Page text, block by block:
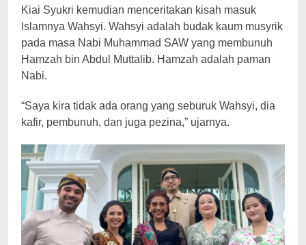
Kiai Syukri kemudian menceritakan kisah masuk
Islamnya Wahsyi. Wahsyi adalah budak kaum musyrik
pada masa Nabi Muhammad SAW yang membunuh
Hamzah bin Abdul Muttalib. Hamzah adalah paman
Nabi.
“Saya kira tidak ada orang yang seburuk Wahsyi, dia
kafir, pembunuh, dan juga pezina,” ujarnya.